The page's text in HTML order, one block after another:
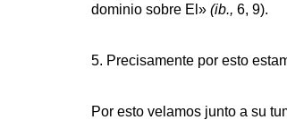
dominio sobre El» (ib., 6, 9).
5. Precisamente por esto
Por esto velamos junto a su